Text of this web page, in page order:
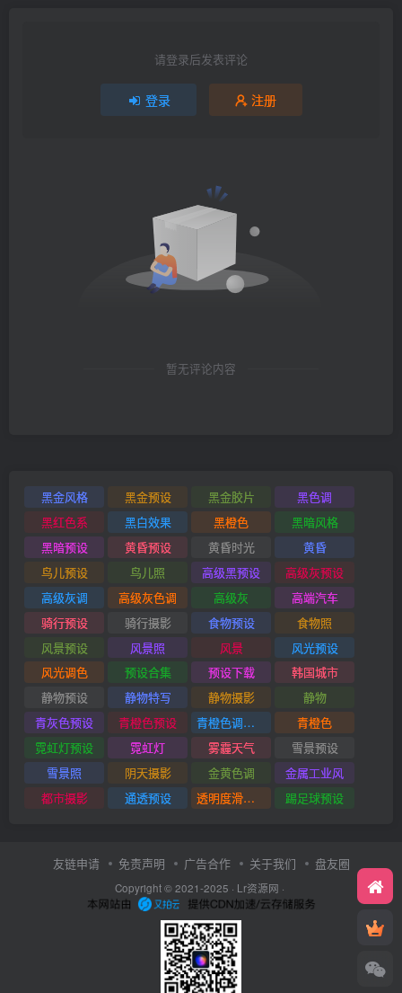
请登录后发表评论
登录 注册
暂无评论内容
黑金风格 黑金预设 黑金胶片
黑色调
黑红色系
黑白效果 黑橙色
黑暗风格
黑暗预设
黄昏预设 黄昏时光
黄昏
鸟儿预设
鸟儿照 高级黑预设
高级灰预设
高级灰调
高级灰色调 高级灰
高端汽车
骑行预设
骑行摄影 食物预设
食物照
风景预设
风景照 风景
风光预设
风光调色
预设合集 预设下载
韩国城市
静物预设
静物特写 静物摄影
静物
青灰色预设
青橙色预设 青橙色调预设
青橙色
霓虹灯预设
霓虹灯 雾霾天气
雪景预设
雪景照
阴天摄影 金黄色调
金属工业风
都市摄影
通透预设 透明度滑块插件 踢足球预设
友链申请 免责声明 广告合作 关于我们 盘友圈
Copyright © 2021-2025 · Lr资源网 ·